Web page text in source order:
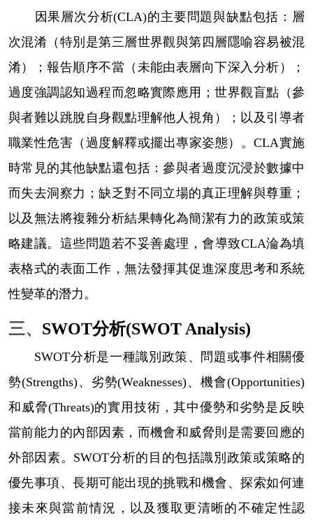
因果層次分析(CLA)的主要問題與缺點包括：層
次混淆（特別是第三層世界觀與第四層隱喻容易被混
淆）；報告順序不當（未能由表層向下深入分析）；
過度強調認知過程而忽略實際應用；世界觀盲點（參
與者難以跳脫自身觀點理解他人視角）；以及引導者
職業性危害（過度解釋或擺出專家姿態）。CLA實施
時常見的其他缺點還包括：參與者過度沉浸於數據中
而失去洞察力；缺乏對不同立場的真正理解與尊重；
以及無法將複雜分析結果轉化為簡潔有力的政策或策
略建議。這些問題若不妥善處理，會導致CLA淪為填
表格式的表面工作，無法發揮其促進深度思考和系統
性變革的潛力。
三、 SWOT分析(SWOT Analysis)
SWOT分析是一種識別政策、問題或事件相關優
勢(Strengths)、劣勢(Weaknesses)、機會(Opportunities)
和威脅(Threats)的實用技術，其中優勢和劣勢是反映
當前能力的內部因素，而機會和威脅則是需要回應的
外部因素。 SWOT分析的目的包括識別政策或策略的
優先事項、長期可能出現的挑戰和機會、探索如何連
接未來與當前情況，以及獲取更清晰的不確定性認